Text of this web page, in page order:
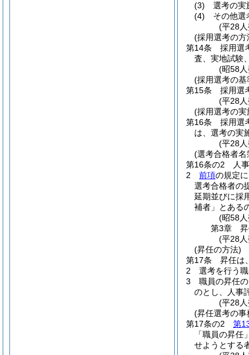
(3)
選考の実
(4)
その他選
(平28
(採用選考の方
第14条
採用選
査、実地試験
(昭58
(採用選考の基
第15条
採用選
(平28
(採用選考の実
第16条
採用選
は、選考の実
(平28
(選考合格者名
第16条の2
人
2
前項の規定
選考合格者の
延期並びに採
補者」とある
(昭58
第3章
(平28
(昇任の方法)
第17条
昇任は
2
選考を行う
3
職員の昇任
のとし、人事
(平28
(昇任選考の事
第17条の2
第
「職員の昇任
せようとする